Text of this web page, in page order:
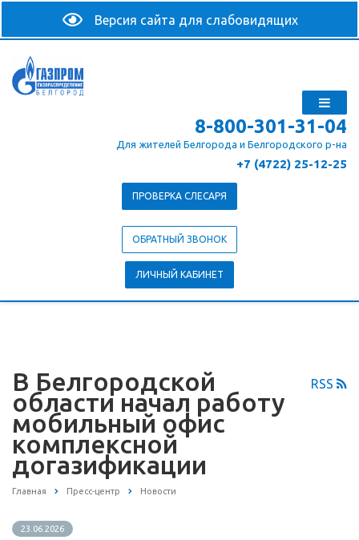
8-800-301-31-04
Для жителей Белгорода и Белгородского р-на
+7 (4722) 25-12-25
ПРОВЕРКА СЛЕСАРЯ
ОБРАТНЫЙ ЗВОНОК
ЛИЧНЫЙ КАБИНЕТ
RSS
В Белгородской
области начал работу
мобильный офис
комплексной
догазификации
Главная Пресс-центр Новости
23.06.2026